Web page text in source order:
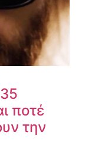
ποτέ
την